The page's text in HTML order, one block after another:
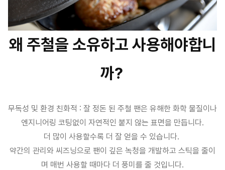
왜 주철을 소유하고 사용해야합니
까?
무독성 및 환경 친화적 : 잘 정돈 된 주철 팬은 유해한 화학 물질이나
엔지니어링 코팅없이 자연적인 붙지 않는 표면을 만듭니다.
더 많이 사용할수록 더 잘 얻을 수 있습니다.
약간의 관리와 씨즈닝으로 팬이 깊은 녹청을 개발하고 스틱을 줄이
며 매번 사용할 때마다 더 풍미를 줄 것입니다.